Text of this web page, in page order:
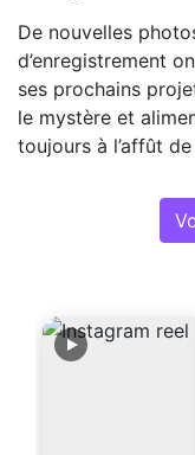
De nouvelles
d’enregistrement
ses prochains
le mystère et
toujours à l’affût